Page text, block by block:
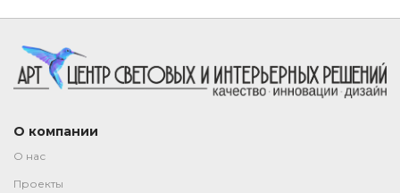
О компании
О нас
Проекты